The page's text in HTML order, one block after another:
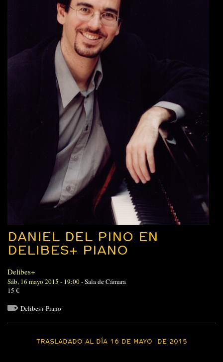
DANIEL DEL PINO EN
DELIBES+ PIANO
Delibes+
Sáb, 16 mayo 2015 - 19:00-Sala de Cámara
15 €
Delibes+ Piano
TRASLADADO AL DÍA 16 DE MAYO DE 2015